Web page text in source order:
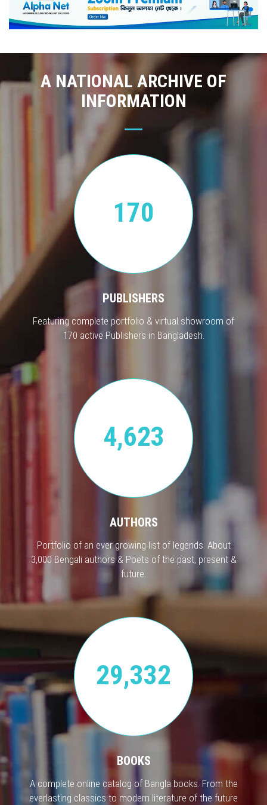
A NATIONAL ARCHIVE OF
INFORMATION
170
PUBLISHERS
Featuring complete portfolio & virtual showroom of
170 active Publishers in Bangladesh.
4,623
AUTHORS
Portfolio of an ever growing list of legends. About
3,000 Bengali authors & Poets of the past, present &
future.
29,332
BOOKS
A complete online catalog of Bangla books. From the
everlasting classics to modern literature of the future